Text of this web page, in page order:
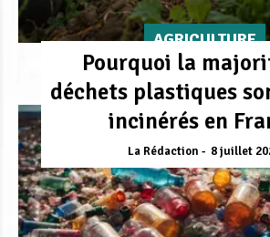
AGRICULTURE
Pourquoi la
déchets plastiques
incinérés en
La Rédaction 8 juillet